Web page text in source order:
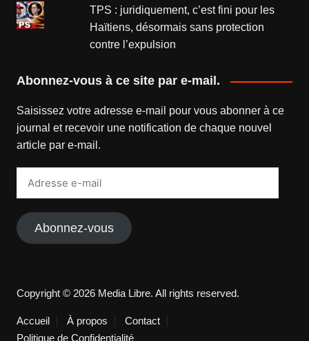
TPS : juridiquement, c’est fini pour les
Haïtiens, désormais sans protection
contre l’expulsion
Abonnez-vous à ce site par e-mail.
Saisissez votre adresse e-mail pour vous abonner à ce
journal et recevoir une notification de chaque nouvel
article par e-mail.
Abonnez-vous
Copyright © 2026 Media Libre. All rights reserved.
Accueil À propos
Contact
Politique de Confidentialité